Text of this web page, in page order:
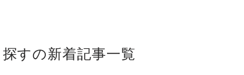
すの新着記事一覧